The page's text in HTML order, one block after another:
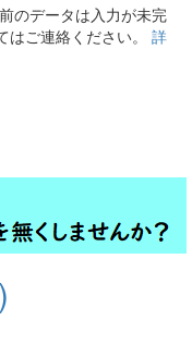
のデータは入力が未完
ご連絡ください。 詳